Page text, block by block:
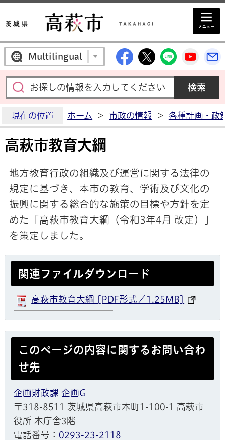
Multilingual 高萩市公式
高萩市公式X
高萩市
高
現在の位置 ホーム > 市政の情報 > 各種計画・政
高萩市教育大綱
地方教育行政の組織及び運営に関する法律の
規定に基づき、本市の教育、学術及び文化の
振興に関する総合的な施策の目標や方針を定
めた「高萩市教育大綱（令和3年4月 改定）」
を策定しました。
関連ファイルダウンロード
高萩市教育大綱 [PDF形式／1.25MB]
このページの内容に関するお問い合わ
せ先
企画財政課 企画G
〒318-8511 茨城県高萩市本町1-100-1 高萩市
役所 本庁舎3階
電話番号： 0293-23-2118